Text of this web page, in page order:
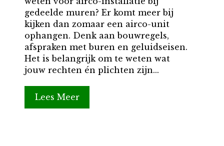
gedeelde muren? Er komt meer bij
kijken dan zomaar een airco-unit
ophangen. Denk aan bouwregels,
afspraken met buren en geluidseisen.
Het is belangrijk om te weten wat
jouw rechten én plichten zijn...
Lees Meer